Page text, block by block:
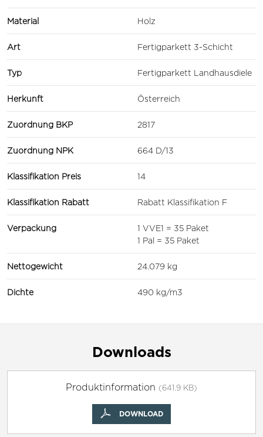
Material Holz
Art Fertigparkett 3-Schicht
Typ Fertigparkett Landhausdiele
Herkunft Österreich
Zuordnung BKP 2817
Zuordnung NPK 664 D/13
Klassifikation Preis 14
Klassifikation Rabatt Rabatt Klassifikation F
Verpackung
1 VVE1 = 35 Paket
1 Pal = 35 Paket
Nettogewicht 24.079 kg
Dichte 490 kg/m3
Downloads
Produktinformation (641.9 KB)
DOWNLOAD